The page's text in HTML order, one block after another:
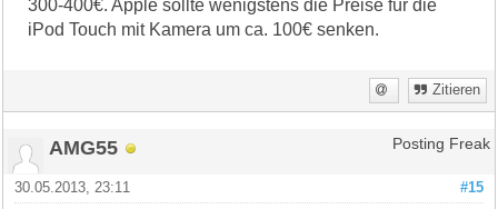
300-400€. Apple sollte wenigstens die Preise für die
iPod Touch mit Kamera um ca. 100€ senken.
Zitieren
AMG55 Posting Freak
#15
30.05.2013, 23:11